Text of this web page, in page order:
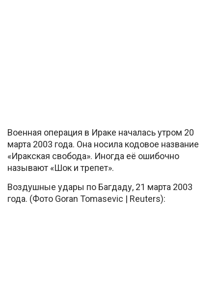
Военная операция в Ираке началась утром 20
марта 2003 года. Она носила кодовое название
«Иракская свобода». Иногда её ошибочно
называют «Шок и трепет».
Воздушные удары по Багдаду, 21 марта 2003
года. (Фото Goran Tomasevic | Reuters):